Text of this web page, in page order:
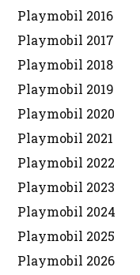
Playmobil 2016
Playmobil 2017
Playmobil 2018
Playmobil 2019
Playmobil 2020
Playmobil 2021
Playmobil 2022
Playmobil 2023
Playmobil 2024
Playmobil 2025
Playmobil 2026